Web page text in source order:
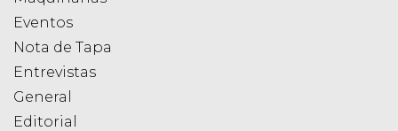
Eventos
Nota de Tapa
Entrevistas
General
Editorial